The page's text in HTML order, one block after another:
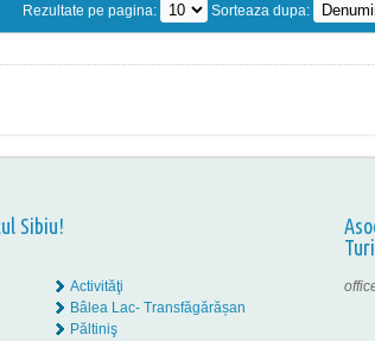
Rezultate pe pagina: Sorteaza dupa:
Sibiu!
Activităţi
Bâlea Lac- Transfăgărășan
Păltiniş